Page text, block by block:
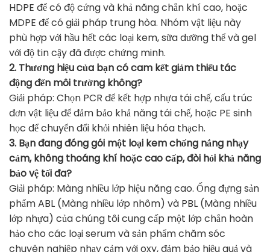
HDPE để có độ cứng và khả năng chắn khí cao, hoặc
MDPE để có giải pháp trung hòa. Nhóm vật liệu này
phù hợp với hầu hết các loại kem, sữa dưỡng thể và gel
với độ tin cậy đã được chứng minh.
2. Thương hiệu của bạn có cam kết giảm thiểu tác
động đến môi trường không?
Giải pháp: Chọn PCR để kết hợp nhựa tái chế, cấu trúc
đơn vật liệu để đảm bảo khả năng tái chế, hoặc PE sinh
học để chuyển đổi khỏi nhiên liệu hóa thạch.
3. Bạn đang đóng gói một loại kem chống nắng nhạy
cảm, không thoáng khí hoặc cao cấp, đòi hỏi khả năng
bảo vệ tối đa?
Giải pháp: Màng nhiều lớp hiệu năng cao. Ống đựng sản
phẩm ABL (Màng nhiều lớp nhôm) và PBL (Màng nhiều
lớp nhựa) của chúng tôi cung cấp một lớp chắn hoàn
hảo cho các loại serum và sản phẩm chăm sóc
chuyên nghiệp nhạy cảm với oxy, đảm bảo hiệu quả và